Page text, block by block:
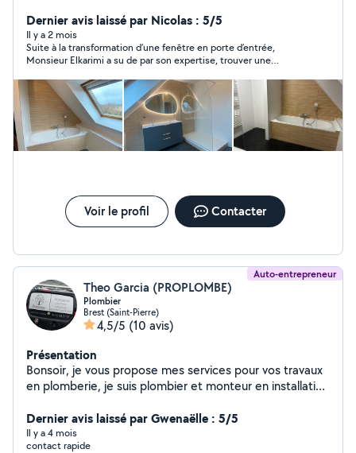
Dernier avis laissé par Nicolas : 5/5
Il y a 2 mois
Suite à la transformation d’une fenêtre en porte d’entrée,
Monsieur Elkarimi a su de par son expertise, trouver une
ailleurs, il s’est rendu disponible par rapport aux autres corps de
métier, afin de leur faciliter le travail et je l’en remercie
chaleureusement . Il a également fais le nécessaire pour
apporter l’alimentation dans la future cuisine.
Voir le profil Contacter
Auto-entrepreneur
Theo Garcia (PROPLOMBE)
Plombier
Brest (Saint-Pierre)
4,5/5 (10 avis)
Présentation
Bonsoir, je vous propose mes services pour vos travaux
en plomberie, je suis plombier et monteur en installation
me contacter.
Dernier avis laissé par Gwenaëlle : 5/5
Il y a 4 mois
contact rapide